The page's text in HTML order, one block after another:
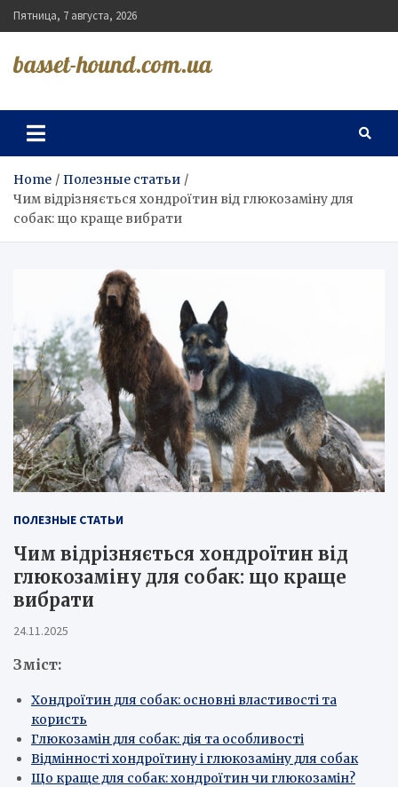
Skip
to
Пятница, 7 августа, 2026
basset-hound.com.ua
Home
Полезные статьи
Чим відрізняється хондроїтин від глюкозаміну для
собак: що краще вибрати
ПОЛЕЗНЫЕ СТАТЬИ
Чим відрізняється хондроїтин від
глюкозаміну для собак: що краще
вибрати
24.11.2025
Зміст:
Хондроїтин для собак: основні властивості та
користь
Глюкозамін для собак: дія та особливості
Відмінності хондроїтину і глюкозаміну для собак
Що краще для собак: хондроїтин чи глюкозамін?